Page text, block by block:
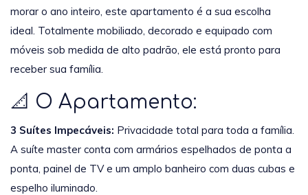
morar o ano inteiro, este apartamento é a sua escolha
ideal. Totalmente mobiliado, decorado e equipado com
móveis sob medida de alto padrão, ele está pronto para
receber sua família.
📐 O Apartamento:
3 Suítes Impecáveis: Privacidade total para toda a família.
A suíte master conta com armários espelhados de ponta a
ponta, painel de TV e um amplo banheiro com duas cubas e
espelho iluminado.